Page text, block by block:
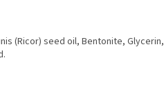
(Ricor) seed oil, Bentonite, Glycerin,